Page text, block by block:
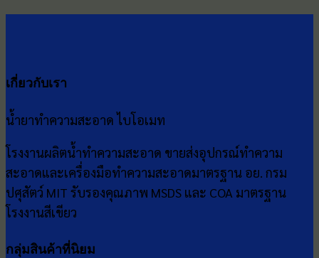
เกี่ยวกับเรา
น้ำยาทำความสะอาด ไบโอเมท
โรงงานผลิตน้ำทำความสะอาด ขายส่งอุปกรณ์ทำความ
สะอาดและเครื่องมือทำความสะอาดมาตรฐาน อย. กรม
ปศุสัตว์ MIT รับรองคุณภาพ MSDS และ COA มาตรฐาน
โรงงานสีเขียว
กลุ่มสินค้าที่นิยม